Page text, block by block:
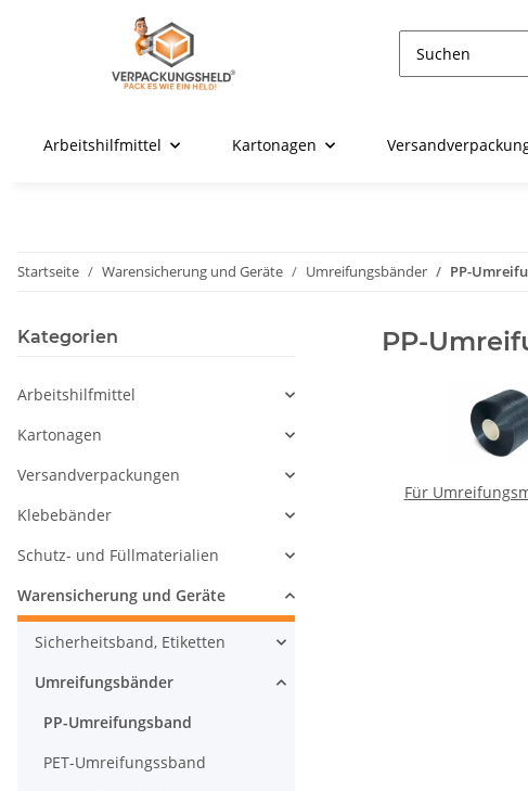
Arbeitshilfmittel Kartonagen
Startseite Warensicherung und Geräte Umreifungsbänder PP-
PP-
Für
Kategorien
Arbeitshilfmittel
Kartonagen
Versandverpackungen
Klebebänder
Schutz- und Füllmaterialien
Warensicherung und Geräte
Sicherheitsband, Etiketten
Umreifungsbänder
PP-Umreifungsband
PET-Umreifungssband